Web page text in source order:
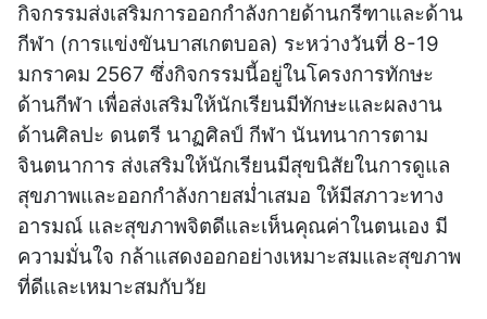
กิจกรรมส่งเสริมการออกกำลังกายด้านกรีฑาและด้าน
กีฬา (การแข่งขันบาสเกตบอล) ระหว่างวันที่ 8-19
มกราคม 2567 ซึ่งกิจกรรมนี้อยู่ในโครงการทักษะ
ด้านกีฬา เพื่อส่งเสริมให้นักเรียนมีทักษะและผลงาน
ด้านศิลปะ ดนตรี นาฏศิลป์ กีฬา นันทนาการตาม
จินตนาการ ส่งเสริมให้นักเรียนมีสุขนิสัยในการดูแล
สุขภาพและออกกำลังกายสม่ำเสมอ ให้มีสภาวะทาง
อารมณ์ และสุขภาพจิตดีและเห็นคุณค่าในตนเอง มี
ความมั่นใจ กล้าแสดงออกอย่างเหมาะสมและสุขภาพ
ที่ดีและเหมาะสมกับวัย